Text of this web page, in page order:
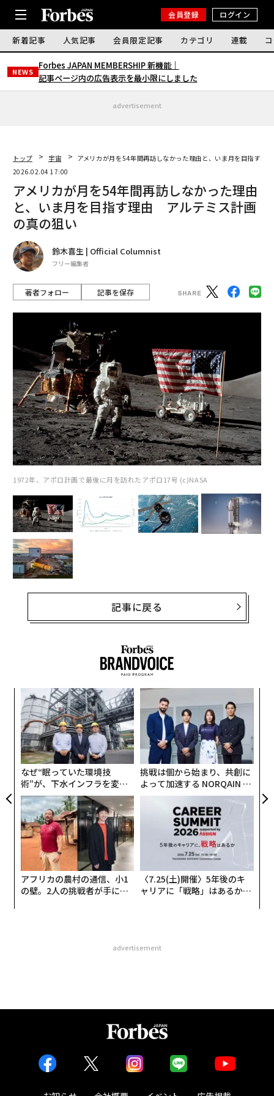
会員登録 ログイン
新着記事 人気記事 会員限定記事 カテゴリ 連載
NEWS
Forbes JAPAN MEMBERSHIP 新機能｜
記事ページ内の広告表示を最小限にしました
advertisement
トップ 宇宙
アメリカが月を54年間再訪しなかった理由と、いま月を目指す理
2026.02.04 17:00
アメリカが月を54年間再訪しなかった理由
と、いま月を目指す理由 アルテミス計画
の真の狙い
鈴木喜生 | Official Columnist
フリー編集者
著者フォロー 記事を保存
1972年、アポロ計画で最後に月を訪れたアポロ17号 (c)NASA
記事に戻る
なぜ“眠っていた環境技
術”が、下水インフラを変え
たのか──産総研×月島JFE
アクアソリューションの10年
挑戦は個から始まり、共創に
よって加速する NORQAIN JA
PAN 特別座談会
アフリカの農村の通信、小1
の壁。2人の挑戦者が手にし
〈7.25(土)開催〉5年後のキ
ャリアに「戦略」はあるか。
advertisement